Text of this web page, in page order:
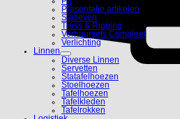
Presentatie artikelen
Statieven
Truss & Rigging
Verhuursets Compleet
Verlichting
Linnen
Diverse Linnen
Servetten
Statafelhoezen
Stoelhoezen
Tafelhoezen
Tafelkleden
Tafelrokken